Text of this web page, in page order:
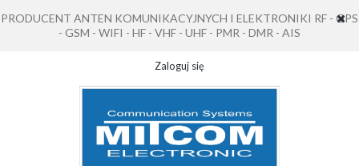
PRODUCENT ANTEN KOMUNIKACYJNYCH I ELEKTRONIKI RF - GPS
- GSM - WIFI - HF - VHF - UHF - PMR - DMR - AIS
Zaloguj się